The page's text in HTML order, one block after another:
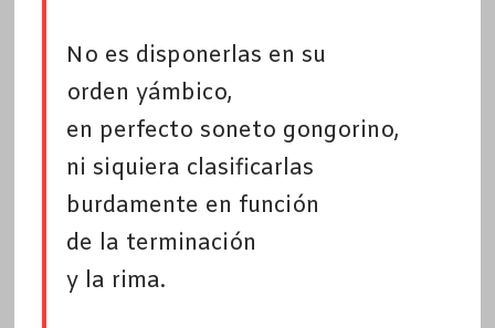
No es disponerlas en su
orden yámbico,
en perfecto soneto gongorino,
ni siquiera clasificarlas
burdamente en función
de la terminación
y la rima.